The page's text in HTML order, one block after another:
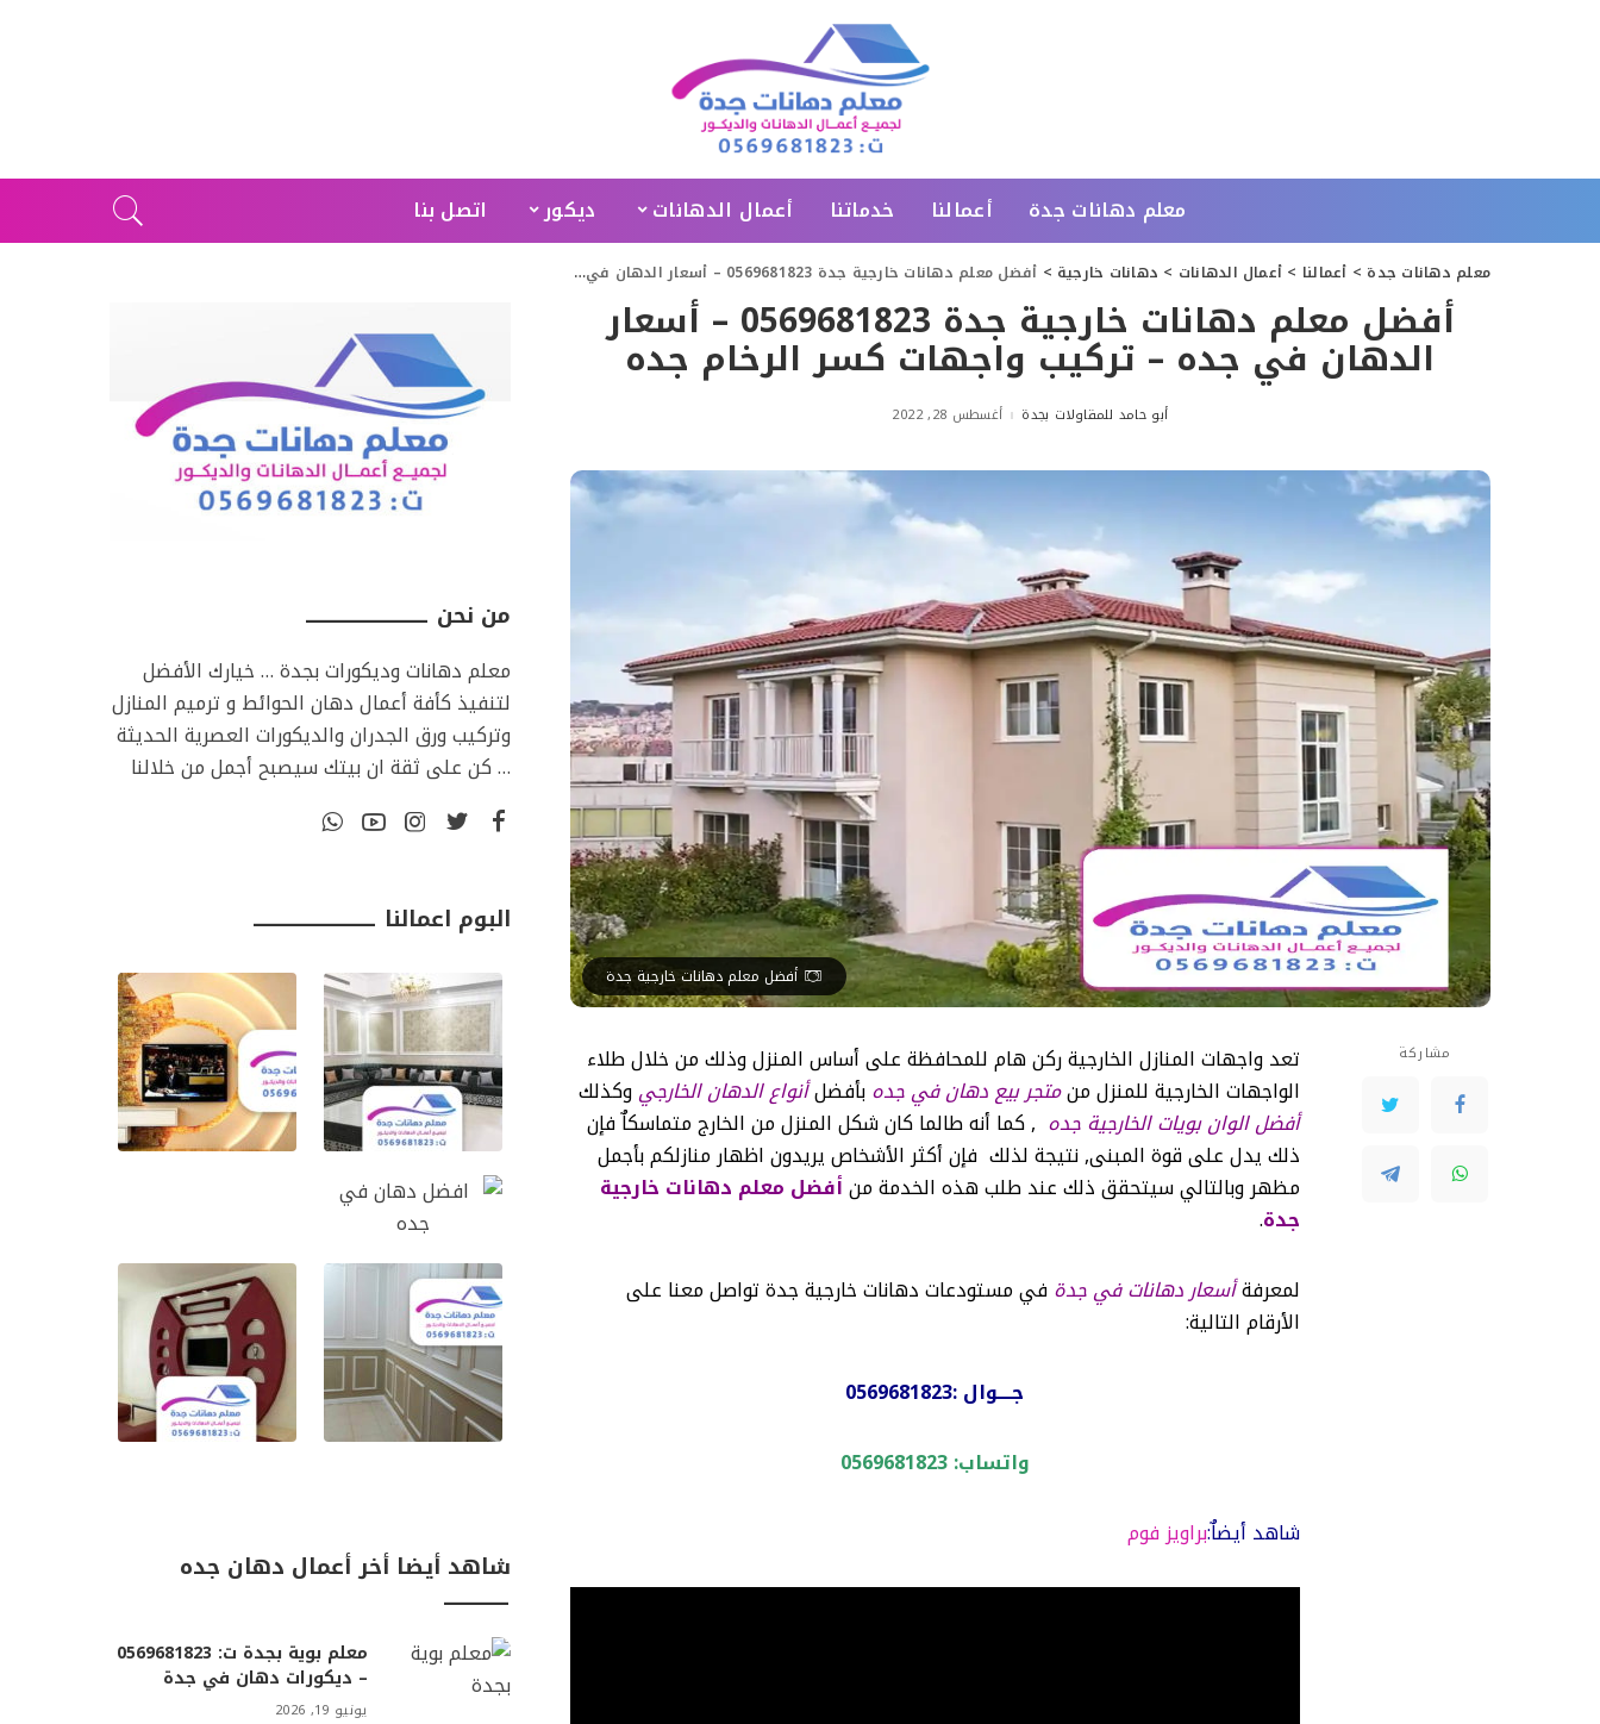
معلم دهانات جدة أعمالنا خدماتنا أعمال الدهانات ديكور اتصل بنا
معلم دهانات جدة > أعمالنا > أعمال الدهانات > دهانات خارجية > أفضل معلم دهانات خارجية جدة 0569681823 – أسعار الدهان في جده – تركيب واجهات كسر الرخام جده
أفضل معلم دهانات خارجية جدة 0569681823 – أسعار
الدهان في جده – تركيب واجهات كسر الرخام جده
Posted
أبو حامد للمقاولات بجدة أغسطس 28, 2022
أفضل معلم دهانات خارجية جدة
مشاركة
تعد واجهات المنازل الخارجية ركن هام للمحافظة على أساس المنزل وذلك من خلال طلاء
الواجهات الخارجية للمنزل منمتجر بيع دهان في جدهبأفضلأنواع الدهان الخارجيوكذلك
أفضل الوان بويات الخارجية جده , كما أنه طالما كان شكل المنزل من الخارج متماسكاٌ فإن
ذلك يدل على قوة المبنى, نتيجة لذلك فإن أكثر الأشخاص يريدون اظهار منازلكم بأجمل
مظهر وبالتالي سيتحقق ذلك عند طلب هذه الخدمة منأفضل معلم دهانات خارجية
جدة.
لمعرفةأسعار دهانات في جدةفي مستودعات دهانات خارجية جدة تواصل معنا على
الأرقام التالية:
جــــوال :0569681823
واتساب:0569681823
شاهد أيضاٌ:براويز فوم
من نحن ـــــــــــــــــــــــــــــــــ
معلم دهانات وديكورات بجدة … خيارك الأفضل
لتنفيذ كأفة أعمال دهان الحوائط و ترميم المنازل
وتركيب ورق الجدران والديكورات العصرية الحديثة
… كن على ثقة ان بيتك سيصبح أجمل من خلالنا
البوم اعمالنا ـــــــــــــــــــــــــــــــــ
شاهد أيضا أخر أعمال دهان جده
ـــــــــــــــــ
معلم بوية بجدة ت: 0569681823
– ديكورات دهان في جدة
يونيو 19, 2026